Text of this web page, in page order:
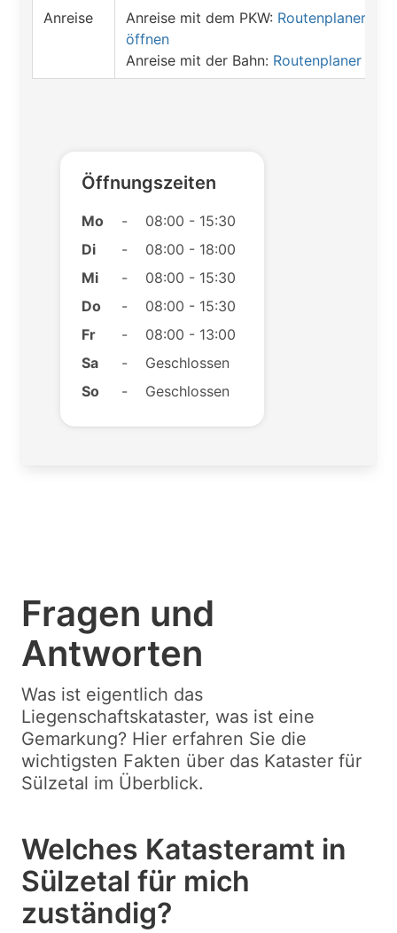
Anreise Anreise mit dem PKW: Routenplaner
öffnen
Anreise mit der Bahn: Routenplaner
Öffnungszeiten
Mo -
08:00 - 15:30
Di
-
08:00 - 18:00
Mi
-
08:00 - 15:30
Do
-
08:00 - 15:30
Fr
-
08:00 - 13:00
Sa
-
Geschlossen
So
- Geschlossen
Fragen und
Antworten
Was ist eigentlich das
Liegenschaftskataster, was ist eine
Gemarkung? Hier erfahren Sie die
wichtigsten Fakten über das Kataster für
Sülzetal im Überblick.
Welches Katasteramt in
Sülzetal für mich
zuständig?